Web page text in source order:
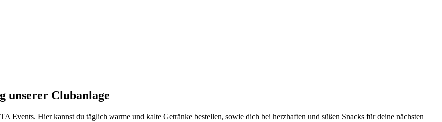
unserer Clubanlage
Events. Hier kannst du täglich warme und kalte Getränke bestellen, sowie dich bei herzhaften und süßen Snacks für deine nächsten